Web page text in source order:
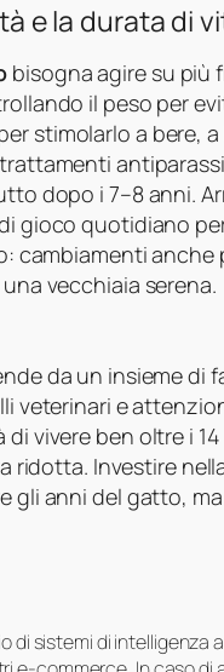
e la durata di
bisogna agire su più
il peso per
stimolarlo a bere,
dopo i 7–8 anni.
gioco quotidiano
cambiamenti
vecchiaia serena.
da un insieme di
e
vivere ben oltre i
ridotta. Investire
gli anni del gatto,
di sistemi di